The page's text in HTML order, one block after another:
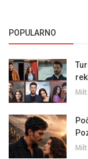
POPULARNO
Milt
Milt